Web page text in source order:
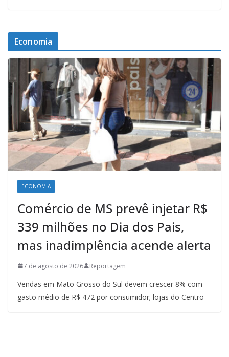
Economia
ECONOMIA
Comércio de MS prevê injetar R$
339 milhões no Dia dos Pais,
mas inadimplência acende alerta
7 de agosto de 2026 Reportagem
Vendas em Mato Grosso do Sul devem crescer 8% com
gasto médio de R$ 472 por consumidor; lojas do Centro